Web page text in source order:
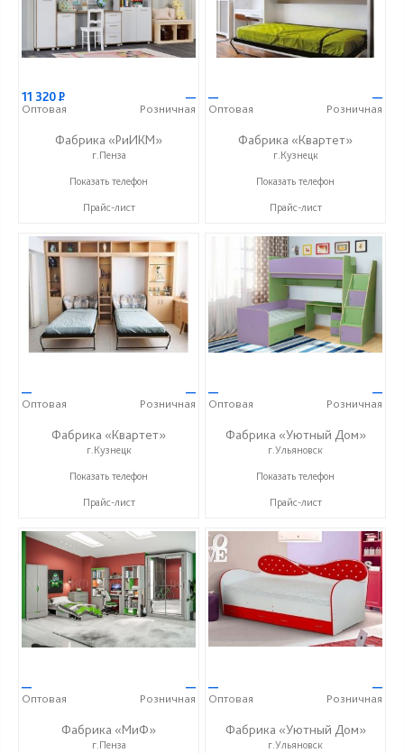
11 320Р
Оптовая
—
Розничная
Фабрика «РиИКМ»
г.Пенза
+7 (909) 316-37-73
Показать телефон
Прайс-лист
—
Оптовая
—
Розничная
Фабрика «Квартет»
г.Кузнецк
+7 (84157) 2-02-03
Показать телефон
Прайс-лист
—
Оптовая
—
Розничная
Фабрика «Квартет»
г.Кузнецк
+7 (84157) 2-02-03
Показать телефон
Прайс-лист
—
Оптовая
—
Розничная
Фабрика «Уютный Дом»
г.Ульяновск
+7 (927) 815-33-33
Показать телефон
Прайс-лист
—
Оптовая
—
Розничная
Фабрика «МиФ»
г.Пенза
—
Оптовая
—
Розничная
Фабрика «Уютный Дом»
г.Ульяновск